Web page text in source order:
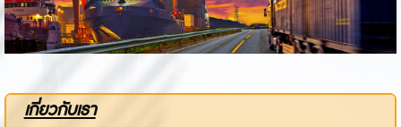
เกี่ยวกับเรา